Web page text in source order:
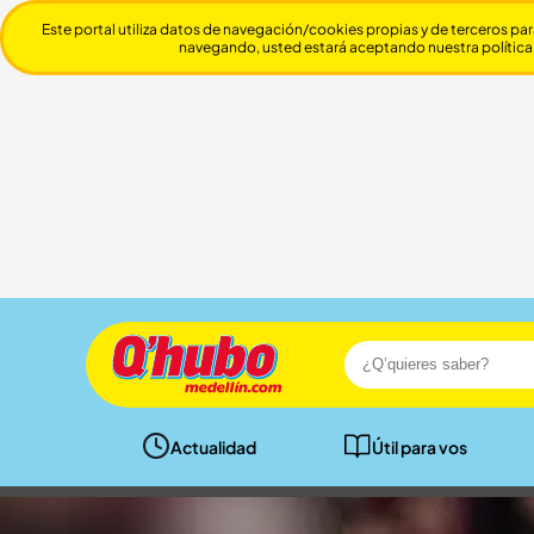
Actualidad Útil para vos
Este portal utiliza datos de navegación/cookies propias y de terceros
navegando, usted estará aceptando nuestra